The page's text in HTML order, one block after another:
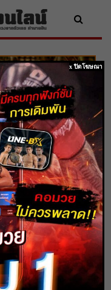
จำ นำโชคลาภ
ชคลาภ เงินทอง
x ปิดโฆษณา